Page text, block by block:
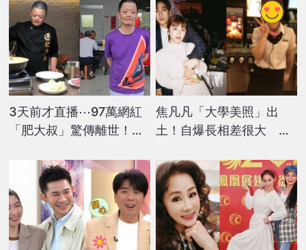
3天前才直播⋯97萬網紅
「肥大叔」驚傳離世！粉
焦凡凡「大學美照」出
土！自爆長相差很大 坦